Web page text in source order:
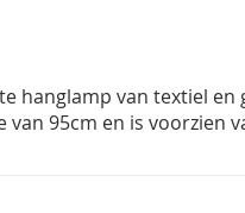
hanglamp van textiel
van 95cm en is voorzien